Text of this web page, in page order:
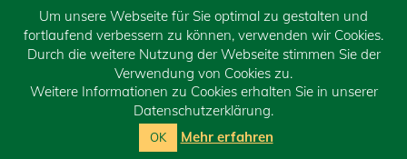
Um unsere Webseite für Sie optimal zu gestalten und
fortlaufend verbessern zu können, verwenden wir Cookies.
Durch die weitere Nutzung der Webseite stimmen Sie der
Verwendung von Cookies zu.
Weitere Informationen zu Cookies erhalten Sie in unserer
Datenschutzerklärung.
OK Mehr erfahren